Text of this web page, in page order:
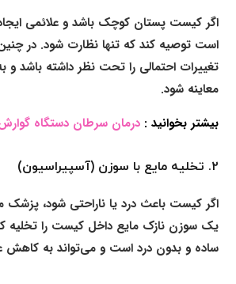
اگر کیست پستان کوچک باشد و علائمی
است توصیه کند که تنها نظارت شود. در چنین
تغییرات احتمالی را تحت نظر داشته باشد
معاینه شود.
بیشتر بخوانید :درمان سرطان دستگاه
۲. تخلیه مایع با سوزن (آسپیراسیون)
اگر کیست باعث درد یا ناراحتی شود، پزشک
یک سوزن نازک مایع داخل کیست را تخلیه
ساده و بدون درد است و می‌تواند به کاهش